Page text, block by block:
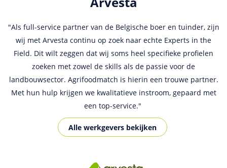
"Als full-service partner van de Belgische boer en tuinder, zijn
wij met Arvesta continu op zoek naar echte Experts in the
Field. Dit wilt zeggen dat wij soms heel specifieke profielen
zoeken met zowel de skills als de passie voor de
landbouwsector. Agrifoodmatch is hierin een trouwe partner.
Met hun hulp krijgen we kwalitatieve instroom, gepaard met
een top-service."
Alle werkgevers bekijken
Vanaf het begin maken wij regelmatig gebruik van
AgriFoodMatch om de juiste kandidaat te vinden. De mix van
adverteren op deze jobsite in combinatie met onze eigen
´direct search´ is een zeer succesvolle combinatie. Door op
AgriFoodMatch aanwezig te zijn, weten meer kandidaten ons
te vinden. In België is AgriFoodMatch de marktleider en voor
ons ook eigenlijk de enige echte gespecialiseerde vacaturesite
voor hoger opgeleiden in de food en agri.
De communicatie met AgriFoodMatch is altijd goed. Ik vind
het leuk dat ik alleen een e-mail moet sturen en mijn job kan
plaatsen. Ik zou zeggen dat alles goed verloopt. Wij zijn blij
met AgriFoodMatch.
Alle werkgevers bekijken